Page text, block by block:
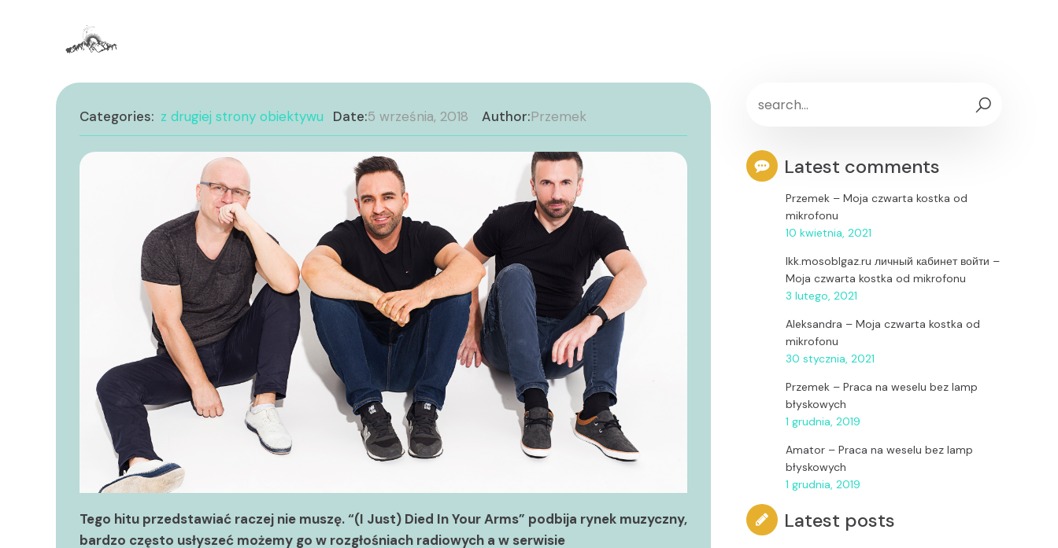
Categories: z drugiej strony obiektywu Date:5 września, 2018 Author:Przemek
Tego hitu przedstawiać raczej nie muszę. “(I Just) Died In Your Arms” podbija rynek muzyczny,
bardzo często usłyszeć możemy go w rozgłośniach radiowych a w serwisie
Latest comments
Przemek –Moja czwarta kostka od
mikrofonu
10 kwietnia, 2021
lkk.mosoblgaz.ru личный кабинет войти –
Moja czwarta kostka od mikrofonu
3 lutego, 2021
Aleksandra –Moja czwarta kostka od
mikrofonu
30 stycznia, 2021
Przemek –Praca na weselu bez lamp
błyskowych
1 grudnia, 2019
Amator –Praca na weselu bez lamp
błyskowych
1 grudnia, 2019
Latest posts